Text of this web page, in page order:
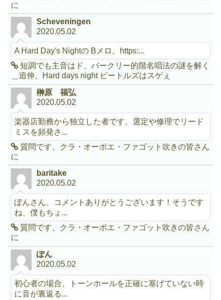
に
Scheveningen
2020.05.02
A Hard Day's Nightの Bメロ。https:...
短調でも主音はド、バークリー的階名唱法の謎を解く
＿追伸、Hard days night ビートルズはスゲぇ
榊原 福弘
2020.05.02
楽器店勤務から独立した者です。選定や修理でリード
ミスを頻発さ...
質問です、クラ・オーボエ・ファゴット吹きの皆さん
に
baritake
2020.05.02
ぽんさん、コメントありがとうございます！そうです
ね、僕もちょ...
質問です、クラ・オーボエ・ファゴット吹きの皆さん
に
ぽん
2020.05.02
初心者の場合、トーンホールを正確に塞げていない時
に音が裏返る...